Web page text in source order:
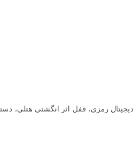
رمزی، قفل اثر انگشتی هتلی،